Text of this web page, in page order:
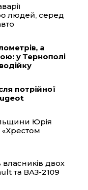
A
p
людей, серед
а
у Тернополі
потрійної
Юрія
двох
та ВАЗ-2109